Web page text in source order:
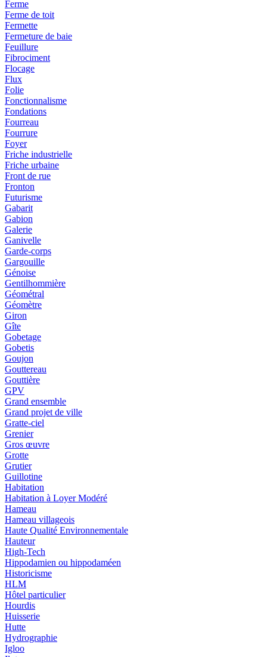
Ferme
Ferme de toit
Fermette
Fermeture de baie
Feuillure
Fibrociment
Flocage
Flux
Folie
Fonctionnalisme
Fondations
Fourreau
Fourrure
Foyer
Friche industrielle
Friche urbaine
Front de rue
Fronton
Futurisme
Gabarit
Gabion
Galerie
Ganivelle
Garde-corps
Gargouille
Génoise
Gentilhommière
Géométral
Géomètre
Giron
Gîte
Gobetage
Gobetis
Goujon
Gouttereau
Gouttière
GPV
Grand ensemble
Grand projet de ville
Gratte-ciel
Grenier
Gros œuvre
Grotte
Grutier
Guillotine
Habitation
Habitation à Loyer Modéré
Hameau
Hameau villageois
Haute Qualité Environnementale
Hauteur
High-Tech
Hippodamien ou hippodaméen
Historicisme
HLM
Hôtel particulier
Hourdis
Huisserie
Hutte
Hydrographie
Igloo